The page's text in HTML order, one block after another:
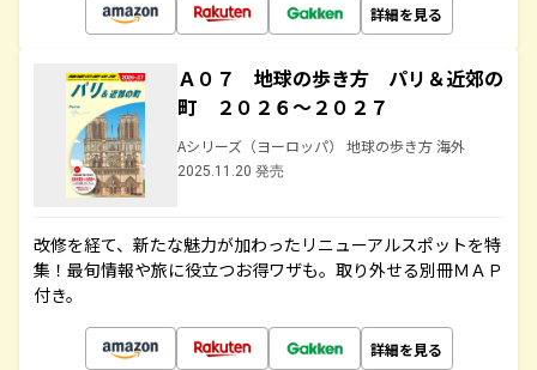
詳細を見る
Ａ０７ 地球の歩き方 パリ＆近郊の
町 ２０２６～２０２７
Aシリーズ（ヨーロッパ） 地球の歩き方 海外
2025.11.20 発売
改修を経て、新たな魅力が加わったリニューアルスポットを特
集！最旬情報や旅に役立つお得ワザも。取り外せる別冊ＭＡＰ
付き。
詳細を見る